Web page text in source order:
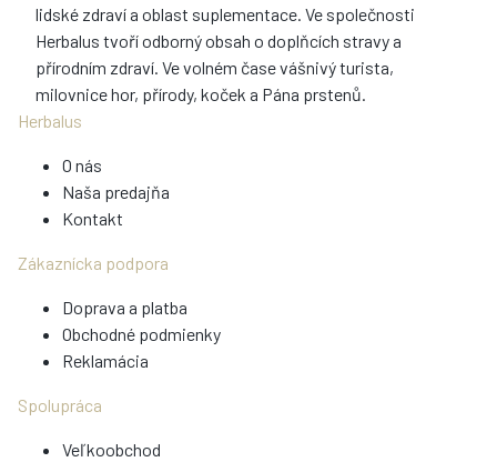
lidské zdraví a oblast suplementace. Ve společnosti
Herbalus tvoří odborný obsah o doplňcích stravy a
přírodním zdraví. Ve volném čase vášnivý turista,
milovnice hor, přírody, koček a Pána prstenů.
Herbalus
O nás
Naša predajňa
Kontakt
Zákaznícka podpora
Doprava a platba
Obchodné podmienky
Reklamácia
Spolupráca
Veľkoobchod